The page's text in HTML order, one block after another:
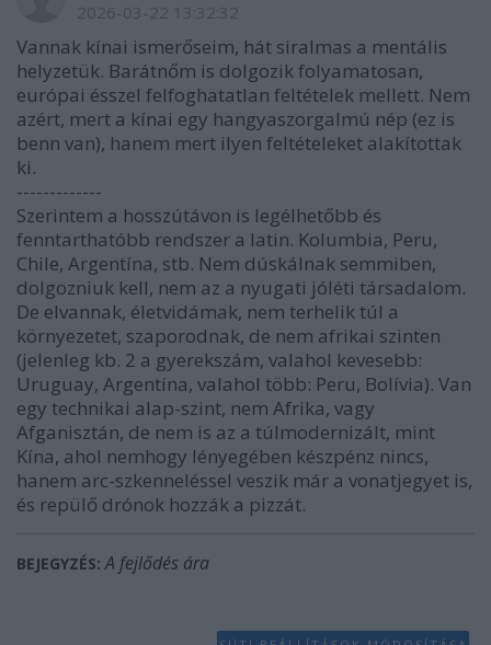
2026-03-22 13:32:32
Vannak kínai ismerőseim, hát siralmas a mentális
helyzetük. Barátnőm is dolgozik folyamatosan,
európai ésszel felfoghatatlan feltételek mellett. Nem
azért, mert a kínai egy hangyaszorgalmú nép (ez is
benn van), hanem mert ilyen feltételeket alakítottak
ki.
-------------
Szerintem a hosszútávon is legélhetőbb és
fenntarthatóbb rendszer a latin. Kolumbia, Peru,
Chile, Argentína, stb. Nem dúskálnak semmiben,
dolgozniuk kell, nem az a nyugati jóléti társadalom.
De elvannak, életvidámak, nem terhelik túl a
környezetet, szaporodnak, de nem afrikai szinten
(jelenleg kb. 2 a gyerekszám, valahol kevesebb:
Uruguay, Argentína, valahol több: Peru, Bolívia). Van
egy technikai alap-szint, nem Afrika, vagy
Afganisztán, de nem is az a túlmodernizált, mint
Kína, ahol nemhogy lényegében készpénz nincs,
hanem arc-szkenneléssel veszik már a vonatjegyet is,
és repülő drónok hozzák a pizzát.
BEJEGYZÉS:A fejlődés ára